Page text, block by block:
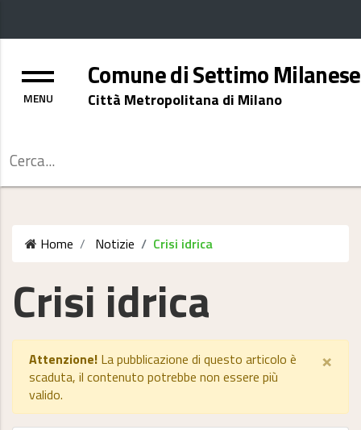
Menu Comune di Settimo Milanese
Città Metropolitana di Milano
Home Notizie Crisi idrica
Crisi idrica
Attenzione! La pubblicazione di questo articolo è
scaduta, il contenuto potrebbe non essere più
valido.
×